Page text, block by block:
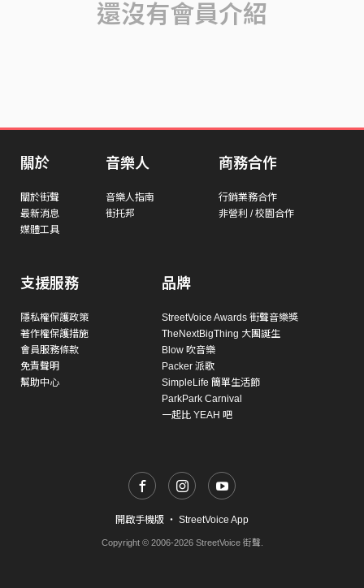
還沒有會員介紹
關於
關於街聲
最新消息
媒體工具
音樂人
音樂人指南
街托邦
商務合作
行銷業務合作
非營利 / 校園合作
支援服務
隱私權保護政策
著作權保護措施
會員服務條款
免責聲明
幫助中心
品牌
StreetVoice Awards 街聲音樂獎
TheNextBigThing 大團誕生
Blow 吹音樂
Packer 派歌
SimpleLife 簡單生活節
ParkPark Carnival
一起比 YEAH 吧
開啟手機版 ・ StreetVoice App
Copyright © 2006-2026 StreetVoice 街聲.